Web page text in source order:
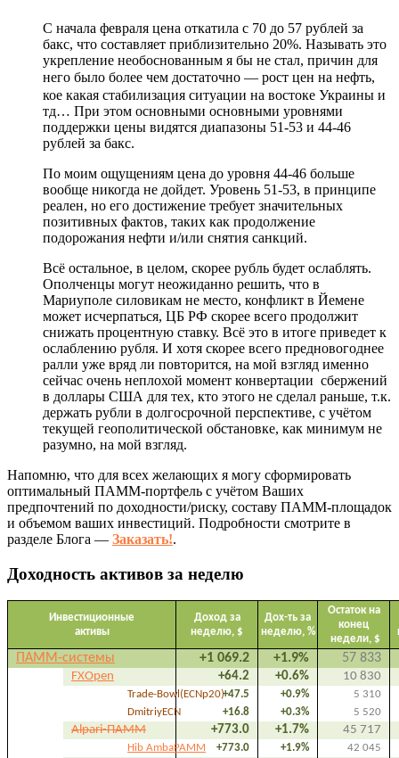
С начала февраля цена откатила с 70 до 57 рублей за
бакс, что составляет приблизительно 20%. Называть это
укрепление необоснованным я бы не стал, причин для
него было более чем достаточно — рост цен на нефть,
кое какая стабилизация ситуации на востоке Украины и
тд… При этом основными основными уровнями
поддержки цены видятся диапазоны 51-53 и 44-46
рублей за бакс.
По моим ощущениям цена до уровня 44-46 больше
вообще никогда не дойдет. Уровень 51-53, в принципе
реален, но его достижение требует значительных
позитивных фактов, таких как продолжение
подорожания нефти и/или снятия санкций.
Всё остальное, в целом, скорее рубль будет ослаблять.
Ополченцы могут неожиданно решить, что в
Мариуполе силовикам не место, конфликт в Йемене
может исчерпаться, ЦБ РФ скорее всего продолжит
снижать процентную ставку. Всё это в итоге приведет к
ослаблению рубля. И хотя скорее всего предновогоднее
ралли уже вряд ли повторится, на мой взгляд именно
сейчас очень неплохой момент конвертации сбержений
в доллары США для тех, кто этого не сделал раньше, т.к.
держать рубли в долгосрочной перспективе, с учётом
текущей геополитической обстановке, как минимум не
разумно, на мой взгляд.
Напомню, что для всех желающих я могу сформировать
оптимальный ПАММ-портфель с учётом Ваших
предпочтений по доходности/риску, составу ПАММ-площадок
и объемом ваших инвестиций. Подробности смотрите в
разделе Блога — Заказать!.
Доходность активов за неделю
Инвестиционные
активы
Доход за
неделю, $
Дох-ть за
неделю, %
Остаток на
конец
недели, $
ПАММ-системы +1 069.2 +1.9% 57 833
FXOpen +64.2 +0.6% 10 830
Trade-Bowl(ECNp20)+47.5 +0.9%
5 310
DmitriyECN
+16.8 +0.3% 5 520
Alpari-ПАММ +773.0 +1.7% 45 717
Hib AmbaPAMM +773.0 +1.9% 42 045